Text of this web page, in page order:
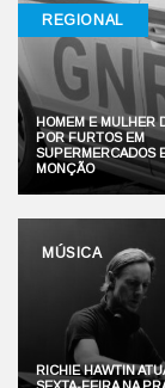
REGIONAL
HOMEM E MULHER
POR FURTOS EM
SUPERMERCADOS
MONÇÃO
MÚSICA
RICHIE HAWTIN